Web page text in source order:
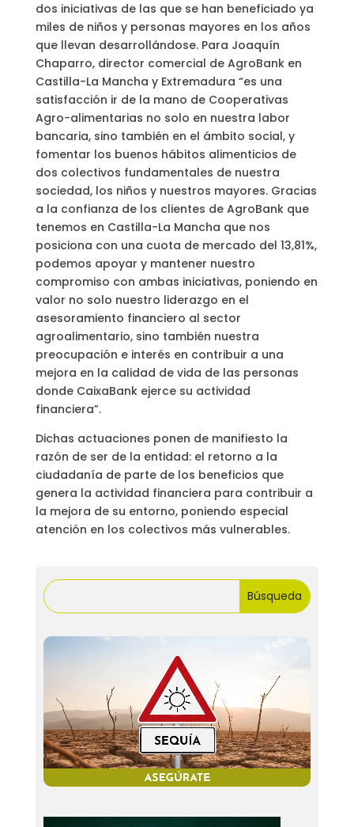
dos iniciativas de las que se han beneficiado ya
miles de niños y personas mayores en los años
que llevan desarrollándose. Para Joaquín
Chaparro, director comercial de AgroBank en
Castilla-La Mancha y Extremadura “es una
satisfacción ir de la mano de Cooperativas
Agro-alimentarias no solo en nuestra labor
bancaria, sino también en el ámbito social, y
fomentar los buenos hábitos alimenticios de
dos colectivos fundamentales de nuestra
sociedad, los niños y nuestros mayores. Gracias
a la confianza de los clientes de AgroBank que
tenemos en Castilla-La Mancha que nos
posiciona con una cuota de mercado del 13,81%,
podemos apoyar y mantener nuestro
compromiso con ambas iniciativas, poniendo en
valor no solo nuestro liderazgo en el
asesoramiento financiero al sector
agroalimentario, sino también nuestra
preocupación e interés en contribuir a una
mejora en la calidad de vida de las personas
donde CaixaBank ejerce su actividad
financiera”.
Dichas actuaciones ponen de manifiesto la
razón de ser de la entidad: el retorno a la
ciudadanía de parte de los beneficios que
genera la actividad financiera para contribuir a
la mejora de su entorno, poniendo especial
atención en los colectivos más vulnerables.